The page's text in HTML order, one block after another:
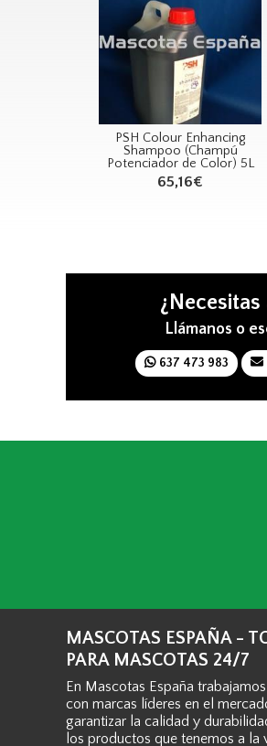
PSH Colour Enhancing
Shampoo (Champú
Potenciador de Color) 5L
65,16€
¿Necesitas
Llámanos o
637 473 983
MASCOTAS ESPAÑA -
PARA MASCOTAS 24/7
En Mascotas España
con marcas líderes en el
garantizar la calidad y
los productos que tenemos a la